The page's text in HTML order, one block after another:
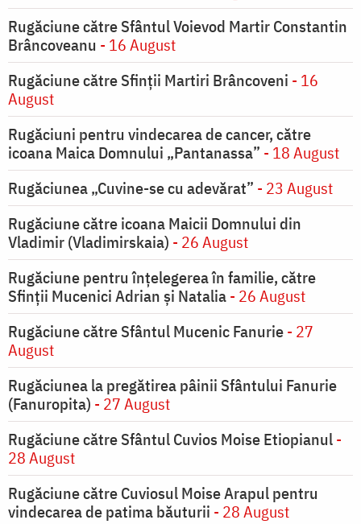
Rugăciune către Sfântul Voievod Martir Constantin
Brâncoveanu - 16 August
Rugăciune către Sfinții Martiri Brâncoveni - 16
August
Rugăciuni pentru vindecarea de cancer, către
icoana Maica Domnului „Pantanassa” - 18 August
Rugăciunea „Cuvine-se cu adevărat” - 23 August
Rugăciune către icoana Maicii Domnului din
Vladimir (Vladimirskaia) - 26 August
Rugăciune pentru înţelegerea în familie, către
Sfinţii Mucenici Adrian şi Natalia- 26 August
Rugăciune către Sfântul Mucenic Fanurie- 27
August
Rugăciunea la pregătirea pâinii Sfântului Fanurie
(Fanuropita) - 27 August
Rugăciune către Sfântul Cuvios Moise Etiopianul-
28 August
Rugăciune către Cuviosul Moise Arapul pentru
vindecarea de patima băuturii - 28 August